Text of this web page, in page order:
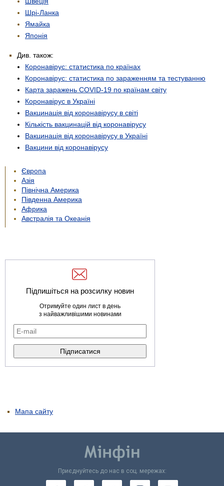
Шрі-Ланка
Ямайка
Японія
Див. також:
Коронавірус: статистика по країнах
Коронавірус: статистика по зараженням та тестуванню
Карта заражень COVID-19 по країнам світу
Коронавірус в Україні
Вакцинація від коронавірусу в світі
Кількість вакцинацій від коронавірусу
Вакцинація від коронавірусу в Україні
Вакцини від коронавірусу
Європа
Азія
Північна Америка
Південна Америка
Африка
Австралія та Океанія
Підпишіться на розсилку новин
Отримуйте один лист в день
з найважливішими новинами
Мапа сайту
Приєднуйтесь до нас в соц. мережах: